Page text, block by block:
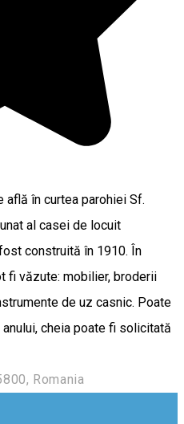
află în curtea parohiei Sf.
al casei de locuit
construită în 1910. În
fi văzute: mobilier, broderii
de uz casnic. Poate
cheia poate fi solicitată
Romania